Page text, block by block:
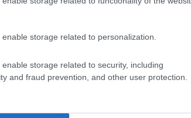
storage related to personalization.
storage related to security, including
and fraud prevention, and other user protection.
a strandokra érdemes